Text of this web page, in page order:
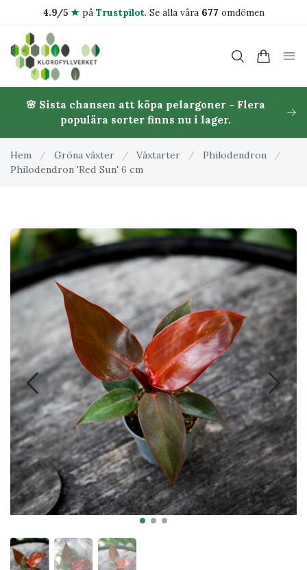
4.9/5 ★på Trustpilot. Se alla våra 677 omdömen
🌸 Sista chansen att köpa pelargoner - Flera
populära sorter finns nu i lager.
Hem / Gröna växter / Växtarter / Philodendron
/
Philodendron 'Red Sun' 6 cm